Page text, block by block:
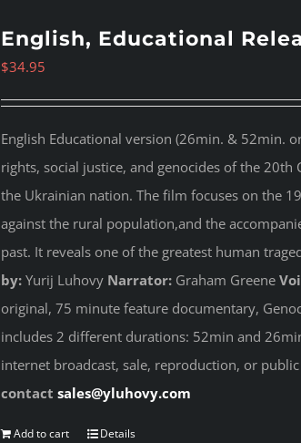
English, Educational
$34.95
English Educational version (26min. & 52min.
rights, social justice, and genocides of the 20th
the Ukrainian nation. The film focuses on the
against the rural population,and the
past. It reveals one of the greatest human
by:Yurij Luhovy Narrator:Graham Greene
original, 75 minute feature documentary,
includes 2 different durations: 52min and
internet broadcast, sale, reproduction, or public
contact sales@yluhovy.com
Add to cart Details